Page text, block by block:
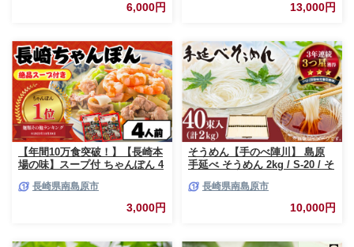
6,000円 13,000円
【年間10万食突破！】【長崎本
場の味】スープ付 ちゃんぽん 4
崎 スープ 乾麺 麺 とんこつ / 南
島原市 / こじま製麺 [SAZ005]
長崎県南島原市
3,000円
そうめん【手のべ陣川】 島原
手延べ そうめん 2kg / S-20 / そ
素麺 そうめん 手延べそうめん
素麺 乾麺 麺 そうめん 島原そう
めん そうめん ソーメン ソーメ
島原市 / ながいけ[SCH020]
長崎県南島原市
10,000円